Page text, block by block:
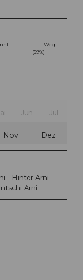
Weg
(59%)
Jun Jul
Nov Dez
- Hinter Arni -
Arni